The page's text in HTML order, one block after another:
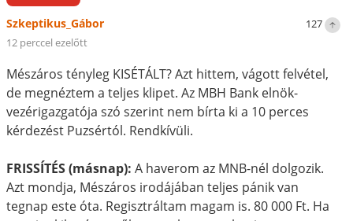
127
Szkeptikus_Gábor
12 perccel ezelőtt
Mészáros tényleg KISÉTÁLT? Azt hittem, vágott felvétel,
de megnéztem a teljes klipet. Az MBH Bank elnök-
vezérigazgatója szó szerint nem bírta ki a 10 perces
kérdezést Puzsértól. Rendkívüli.
FRISSÍTÉS (másnap): A haverom az MNB-nél dolgozik.
Azt mondja, Mészáros irodájában teljes pánik van
tegnap este óta. Regisztráltam magam is. 80 000 Ft. Ha